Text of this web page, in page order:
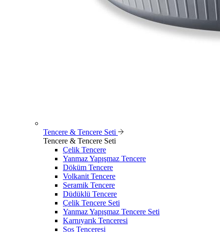
Tencere & Tencere Seti
Tencere & Tencere Seti
Çelik Tencere
Yanmaz Yapışmaz Tencere
Döküm Tencere
Volkanit Tencere
Seramik Tencere
Düdüklü Tencere
Çelik Tencere Seti
Yanmaz Yapışmaz Tencere Seti
Karnıyarık Tenceresi
Sos Tenceresi